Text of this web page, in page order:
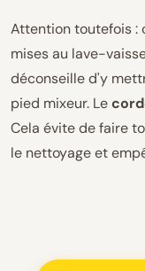
Attention toutefois :
mises au lave-
déconseille d'y
pied mixeur. Le
Cela évite de faire
le nettoyage et